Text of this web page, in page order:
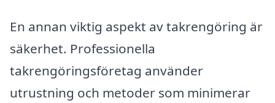
En annan viktig aspekt av takrengöring är
säkerhet. Professionella
takrengöringsföretag använder
utrustning och metoder som minimerar